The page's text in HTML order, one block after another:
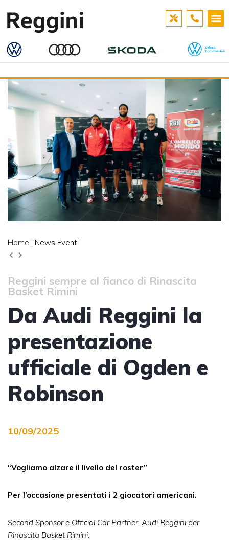
Home | News Eventi
Reggini sempre al fianco di Rinascita
Basket Rimini
Da Audi Reggini la
presentazione
ufficiale di Ogden e
Robinson
10/09/2025
“Vogliamo alzare il livello del roster”
Per l’occasione presentati i 2 giocatori americani.
Second Sponsor e Official Car Partner, Audi Reggini per
Rinascita Basket Rimini.